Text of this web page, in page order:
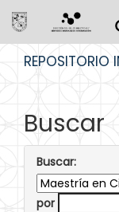
REPOSITORIO
Buscar
Buscar:
por